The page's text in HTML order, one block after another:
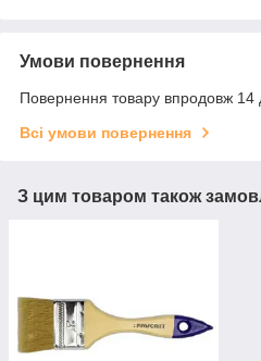
Умови повернення
Повернення товару впродовж 14
Всі умови повернення
З цим товаром також